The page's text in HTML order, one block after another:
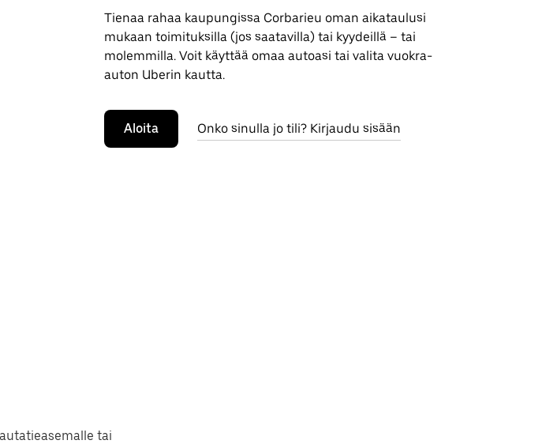
Tienaa rahaa kaupungissa Corbarieu oman aikataulusi
mukaan toimituksilla (jos saatavilla) tai kyydeillä – tai
molemmilla. Voit käyttää omaa autoasi tai valita vuokra-
auton Uberin kautta.
Aloita Onko sinulla jo tili? Kirjaudu sisään
tai